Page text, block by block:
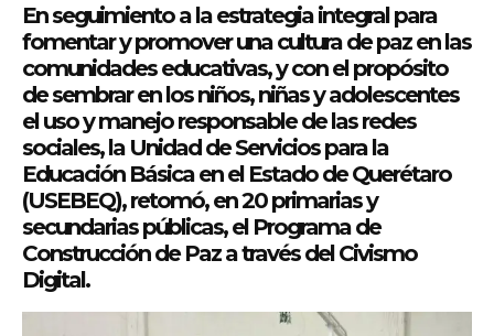
En seguimiento a la estrategia integral para
fomentar y promover una cultura de paz en las
comunidades educativas, y con el propósito
de sembrar en los niños, niñas y adolescentes
el uso y manejo responsable de las redes
sociales, la Unidad de Servicios para la
Educación Básica en el Estado de Querétaro
(USEBEQ), retomó, en 20 primarias y
secundarias públicas, el Programa de
Construcción de Paz a través del Civismo
Digital.